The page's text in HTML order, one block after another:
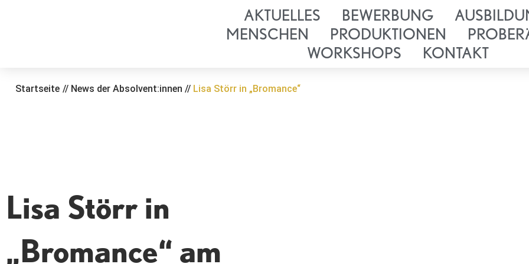
AKTUELLES BEWERBUNG
MENSCHEN
PRODUKTIONEN
WORKSHOPS
KONTAKT
Startseite // News der Absolvent:innen // Lisa Störr in „Bromance“
Lisa Störr in
„Bromance“ am